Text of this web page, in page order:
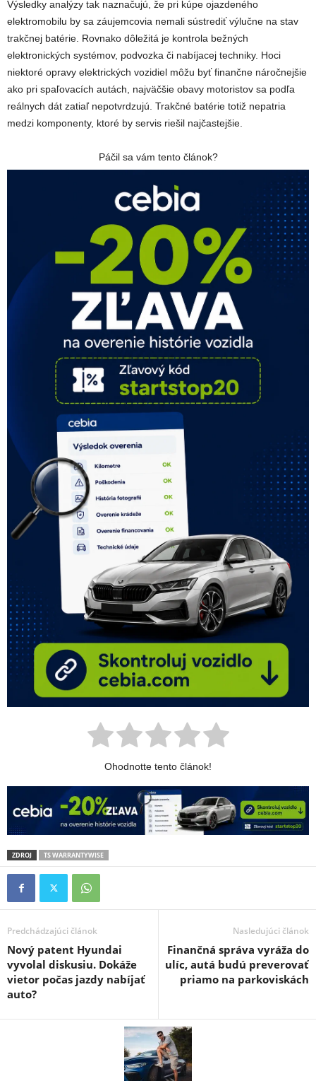
Výsledky analýzy tak naznačujú, že pri kúpe ojazdeného
elektromobilu by sa záujemcovia nemali sústrediť výlučne na stav
trakčnej batérie. Rovnako dôležitá je kontrola bežných
elektronických systémov, podvozka či nabíjacej techniky. Hoci
niektoré opravy elektrických vozidiel môžu byť finančne náročnejšie
ako pri spaľovacích autách, najväčšie obavy motoristov sa podľa
reálnych dát zatiaľ nepotvrdzujú. Trakčné batérie totiž nepatria
medzi komponenty, ktoré by servis riešil najčastejšie.
Páčil sa vám tento článok?
Ohodnotte tento článok!
ZDROJ TS WARRANTYWISE
Predchádzajúci článok
Nový patent Hyundai
vyvolal diskusiu. Dokáže
vietor počas jazdy nabíjať
auto?
Nasledujúci článok
Finančná správa vyráža do
ulíc, autá budú preverovať
priamo na parkoviskách